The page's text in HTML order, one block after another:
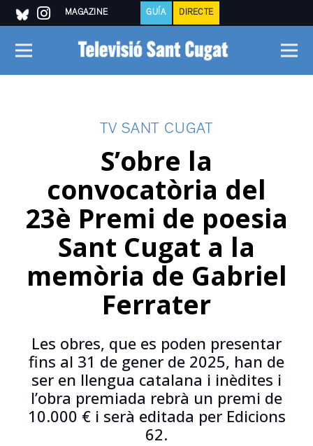
MAGAZINE GUÍA DIRECTE
TV SANT CUGAT
S’obre la
convocatòria del
23è Premi de poesia
Sant Cugat a la
memòria de Gabriel
Ferrater
Les obres, que es poden presentar
fins al 31 de gener de 2025, han de
ser en llengua catalana i inèdites i
l’obra premiada rebrà un premi de
10.000 € i serà editada per Edicions
62.